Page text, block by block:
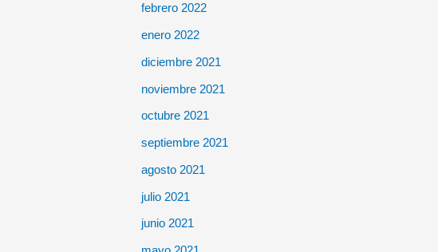
febrero 2022
enero 2022
diciembre 2021
noviembre 2021
octubre 2021
septiembre 2021
agosto 2021
julio 2021
junio 2021